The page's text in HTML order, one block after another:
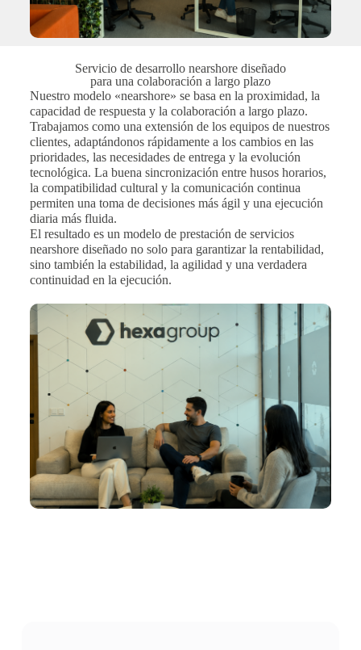
Servicio de desarrollo nearshore diseñado
para una colaboración a largo plazo
Nuestro modelo «nearshore» se basa en la proximidad, la
capacidad de respuesta y la colaboración a largo plazo.
Trabajamos como una extensión de los equipos de nuestros
clientes, adaptándonos rápidamente a los cambios en las
prioridades, las necesidades de entrega y la evolución
tecnológica. La buena sincronización entre husos horarios,
la compatibilidad cultural y la comunicación continua
permiten una toma de decisiones más ágil y una ejecución
diaria más fluida.
El resultado es un modelo de prestación de servicios
nearshore diseñado no solo para garantizar la rentabilidad,
sino también la estabilidad, la agilidad y una verdadera
continuidad en la ejecución.